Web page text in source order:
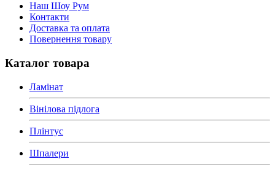
Наш Шоу Рум
Контакти
Доставка та оплата
Повернення товару
Каталог товара
Ламінат
Вінілова підлога
Плінтус
Шпалери